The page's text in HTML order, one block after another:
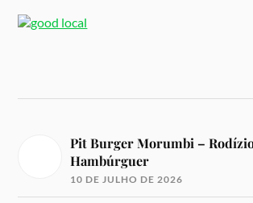
Pit Burger Morumbi –
Hambúrguer
10 DE JULHO DE 2026